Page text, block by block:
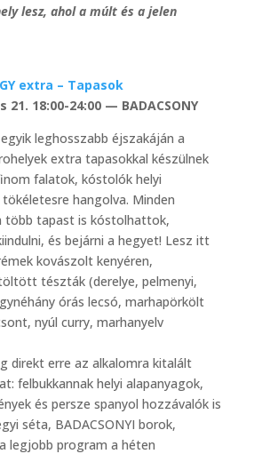
lesz, ahol a múlt és a jelen
extra – Tapasok
21. 18:00-24:00 — BADACSONY
leghosszabb éjszakáján a
extra tapasokkal készülnek
falatok, kóstolók helyi
hangolva. Minden
több tapast is kóstolhattok,
és bejárni a hegyet! Lesz itt
kovászolt kenyéren,
tészták (derelye, pelmenyi,
órás lecsó, marhapörkölt
nyúl curry, marhanyelv
direkt erre az alkalomra kitalált
felbukkannak helyi alapanyagok,
és persze spanyol hozzávalók is
séta, BADACSONYI borok,
legjobb program a héten